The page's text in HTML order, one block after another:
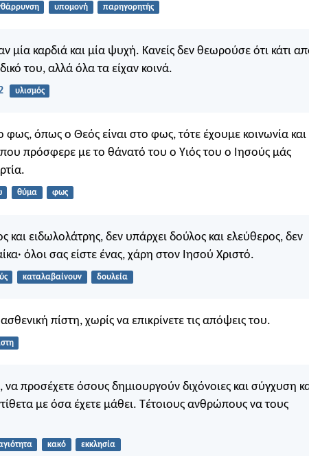
υπομονή παρηγορητής
μία καρδιά και μία ψυχή. Κανείς δεν θεωρούσε ότι κάτι
του, αλλά όλα τα είχαν κοινά.
υλισμός
όπως ο Θεός είναι στο φως, τότε έχουμε κοινωνία και
που πρόσφερε με το θάνατό του ο Υιός του ο Ιησούς μάς
θύμα φως
και ειδωλολάτρης, δεν υπάρχει δούλος και ελεύθερος, δεν
όλοι σας είστε ένας, χάρη στον Ιησού Χριστό.
καταλαβαίνουν δουλεία
πίστη, χωρίς να επικρίνετε τις απόψεις του.
προσέχετε όσους δημιουργούν διχόνοιες και σύγχυση
με όσα έχετε μάθει. Τέτοιους ανθρώπους να τους
κακό εκκλησία